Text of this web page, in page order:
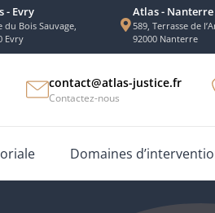
- Evry
du Bois Sauvage,
Evry
Atlas - Nanterre
589, Terrasse de
92000 Nanterre
contact@atlas-justice.fr
Contactez-nous
Domaines